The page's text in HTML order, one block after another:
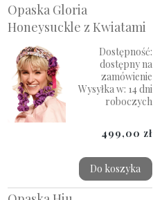
Opaska Gloria
Honeysuckle z Kwiatami
Dostępność:
dostępny na
zamówienie
Wysyłka w: 14 dni
roboczych
499,00 zł
Do koszyka